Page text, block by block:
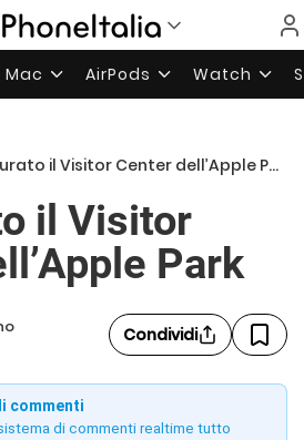
Mac AirPods Watch
il Visitor Center dell’Apple Park
il Visitor
Park
Condividi
commenti
di commenti realtime tutto